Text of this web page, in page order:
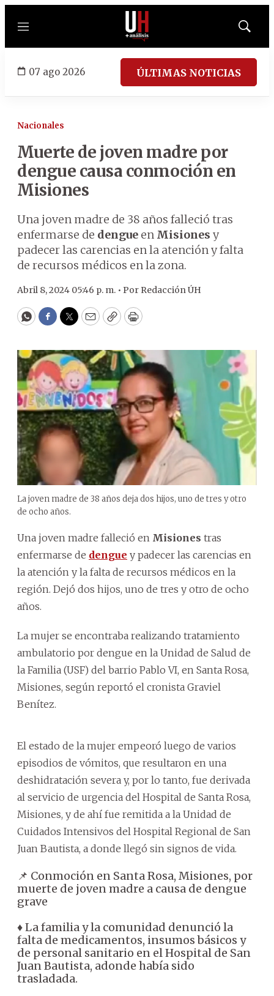
Menú
Mostrar
07 ago 2026 ÚLTIMAS NOTICIAS
Nacionales
Muerte de joven madre por
dengue causa conmoción en
Misiones
Una joven madre de 38 años falleció tras
enfermarse de dengue en Misiones y
padecer las carencias en la atención y falta
de recursos médicos en la zona.
Abril 8, 2024 05:46 p. m. • Por Redacción ÚH
WhatsApp
Facebook
Twitter
EmailCopyPrint
La joven madre de 38 años deja dos hijos, uno de tres y otro
de ocho años.
Una joven madre falleció en Misiones tras
enfermarse de dengue y padecer las carencias en
la atención y la falta de recursos médicos en la
región. Dejó dos hijos, uno de tres y otro de ocho
años.
La mujer se encontraba realizando tratamiento
ambulatorio por dengue en la Unidad de Salud de
la Familia (USF) del barrio Pablo VI, en Santa Rosa,
Misiones, según reportó el cronista Graviel
Benítez.
El estado de la mujer empeoró luego de varios
episodios de vómitos, que resultaron en una
deshidratación severa y, por lo tanto, fue derivada
al servicio de urgencia del Hospital de Santa Rosa,
Misiones, y de ahí fue remitida a la Unidad de
Cuidados Intensivos del Hospital Regional de San
Juan Bautista, a donde llegó sin signos de vida.
📌 Conmoción en Santa Rosa, Misiones, por
muerte de joven madre a causa de dengue
grave
♦️ La familia y la comunidad denunció la
falta de medicamentos, insumos básicos y
de personal sanitario en el Hospital de San
Juan Bautista, adonde había sido
trasladada.